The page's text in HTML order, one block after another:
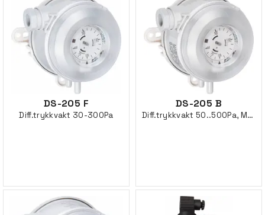
DS-205 F
Diff.trykkvakt 30-300Pa
DS-205 B
Diff.trykkvakt 50..500Pa, Mekanisk